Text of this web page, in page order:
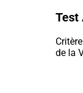
Test
de la